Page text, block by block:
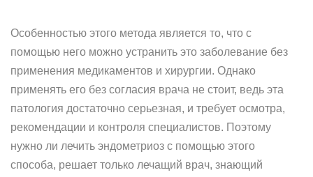
Особенностью этого метода является то, что с
помощью него можно устранить это заболевание без
применения медикаментов и хирургии. Однако
применять его без согласия врача не стоит, ведь эта
патология достаточно серьезная, и требует осмотра,
рекомендации и контроля специалистов. Поэтому
нужно ли лечить эндометриоз с помощью этого
способа, решает только лечащий врач, знающий